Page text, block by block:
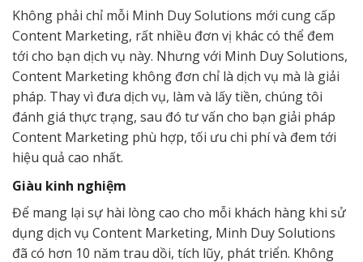
Không phải chỉ mỗi Minh Duy Solutions mới cung cấp
Content Marketing, rất nhiều đơn vị khác có thể đem
tới cho bạn dịch vụ này. Nhưng với Minh Duy Solutions,
Content Marketing không đơn chỉ là dịch vụ mà là giải
pháp. Thay vì đưa dịch vụ, làm và lấy tiền, chúng tôi
đánh giá thực trạng, sau đó tư vấn cho bạn giải pháp
Content Marketing phù hợp, tối ưu chi phí và đem tới
hiệu quả cao nhất.
Giàu kinh nghiệm
Để mang lại sự hài lòng cao cho mỗi khách hàng khi sử
dụng dịch vụ Content Marketing, Minh Duy Solutions
đã có hơn 10 năm trau dồi, tích lũy, phát triển. Không